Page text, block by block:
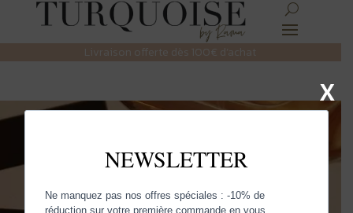
Livraison offerte dès 100€ d’achat
PARFUMS
X